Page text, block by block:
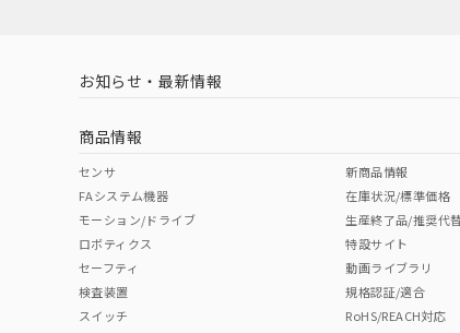
中国 RoHS 注意事項・凡例
中国 RoHS表
Pb Hg
（イギリス
（ノルウェー
お知らせ・最新情報
商品情報
センサ
FAシステム機器
モーション/ドライブ
ロボティクス
セーフティ
検査装置
スイッチ
新商品情報
在庫状況/標準価格
生産終了品/推奨代
特設サイト
動画ライブラリ
規格認証/適合
RoHS/REACH対応